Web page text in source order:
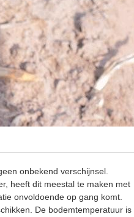
onbekend verschijnsel.
heeft dit meestal te maken met
onvoldoende op gang komt.
De bodemtemperatuur is